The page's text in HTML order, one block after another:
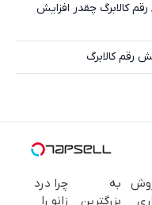
کالابرگ چقدر افزایش
رقم کالابرگ
به
بزرگترین
چرا درد
زانو را